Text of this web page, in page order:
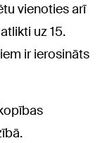
vienoties arī
uz 15.
ir ierosināts